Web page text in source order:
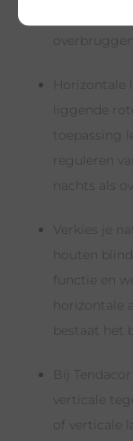
liggende
toepassing
reguleren
nachts als
Verkies je
houten
functie en
horizontale
bestaat
Bij
verticale
of verticale